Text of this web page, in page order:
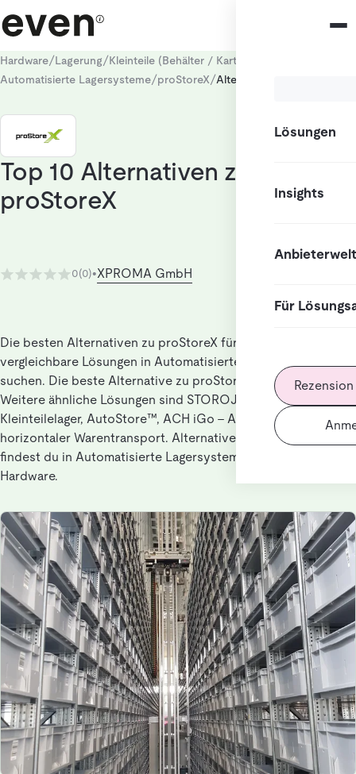
Lösungen
Insights
Anbieterwelt
Für
Hardware/Lagerung/Kleinteile (Behälter / Kartons)
Automatisierte Lagersysteme/proStoreX/Alternativen
Top 10 Alternativen zu
proStoreX
0(0)•XPROMA GmbH
Die besten Alternativen zu proStoreX für Nutzer, die
vergleichbare Lösungen in Automatisierte Lagersysteme
suchen. Die beste Alternative zu proStoreX ist PowerCube.
Weitere ähnliche Lösungen sind STOROJET automatisches
Kleinteilelager, AutoStore™, ACH iGo - Autonomer
horizontaler Warentransport. Alternativen zu proStoreX
findest du in Automatisierte Lagersysteme, außerdem in
Hardware.